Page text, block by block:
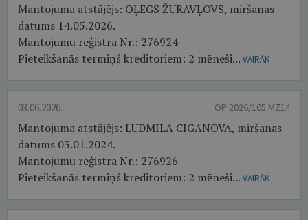
Mantojuma atstājējs: OĻEGS ŽURAVĻOVS, miršanas
datums 14.05.2026.
Mantojumu reģistra Nr.: 276924
Pieteikšanās termiņš kreditoriem: 2 mēneši... VAIRĀK
03.06.2026. OP 2026/105.MZ14
Mantojuma atstājējs: LUDMILA CIGANOVA, miršanas
datums 03.01.2024.
Mantojumu reģistra Nr.: 276926
Pieteikšanās termiņš kreditoriem: 2 mēneši... VAIRĀK